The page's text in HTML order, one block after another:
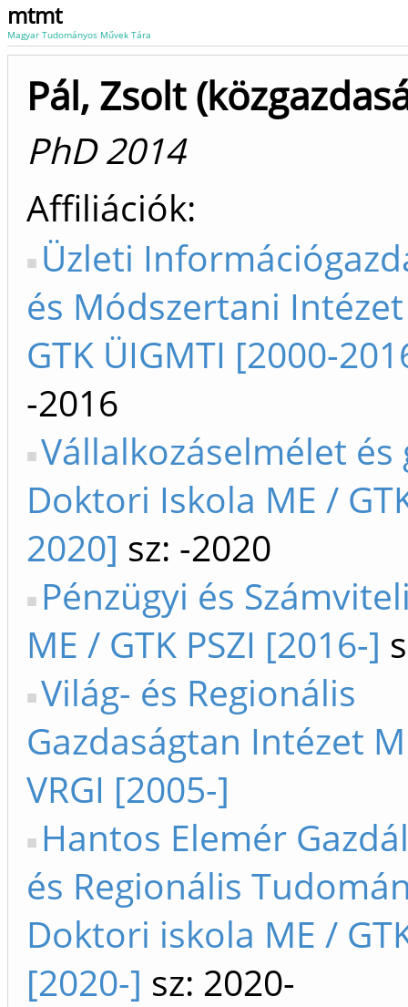
mtmt
Magyar Tudományos Művek Tára
Pál, Zsolt
PhD 2014
Affiliációk
Üzleti
és Módszertani
GTK ÜIGMTI [2000-
-2016
Vállalkozáselmélet
Doktori Iskola ME /
2020] sz: -2020
Pénzügyi és
ME / GTK PSZI [2016-]
Világ- és Regionális
Gazdaságtan Intézet
VRGI [2005-]
Hantos Elemér
és Regionális
Doktori iskola ME /
[2020-] sz: 2020-